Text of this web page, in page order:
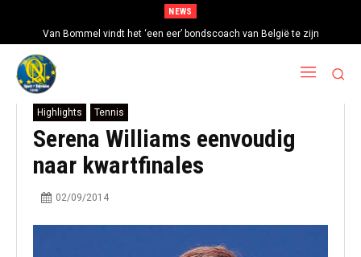
NEWS
Van Bommel vindt het ‘een eer’ bondscoach van België te zijn
Highlights Tennis
Serena Williams eenvoudig
naar kwartfinales
02/09/2014